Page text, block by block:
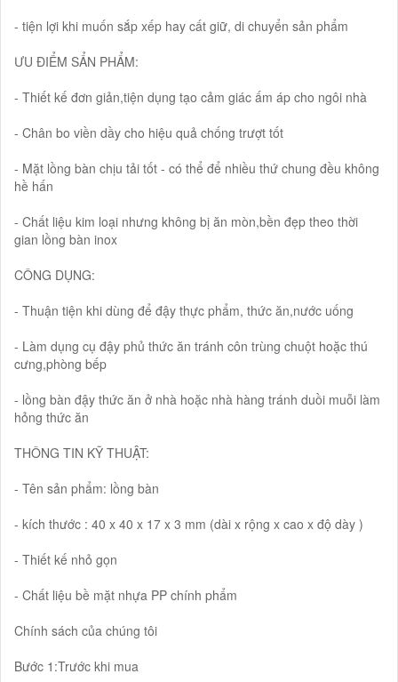
- tiện lợi khi muốn sắp xếp hay cất giữ, di chuyển sản phẩm
ƯU ĐIỂM SẨN PHẨM:
- Thiết kế đơn giản,tiện dụng tạo cảm giác ấm áp cho ngôi nhà
- Chân bo viền dầy cho hiệu quả chống trượt tốt
- Mặt lồng bàn chịu tải tốt - có thể để nhiều thứ chung đều không
hề hấn
- Chất liệu kim loại nhưng không bị ăn mòn,bền đẹp theo thời
gian lồng bàn inox
CÔNG DỤNG:
- Thuận tiện khi dùng để đậy thực phẩm, thức ăn,nước uống
- Làm dụng cụ đậy phủ thức ăn tránh côn trùng chuột hoặc thú
cưng,phòng bếp
- lồng bàn đậy thức ăn ở nhà hoặc nhà hàng tránh duồi muỗi làm
hỏng thức ăn
THÔNG TIN KỸ THUẬT:
- Tên sản phẩm: lồng bàn
- kích thước : 40 x 40 x 17 x 3 mm (dài x rộng x cao x độ dày )
- Thiết kế nhỏ gọn
- Chất liệu bề mặt nhựa PP chính phẩm
Chính sách của chúng tôi
Bước 1:Trước khi mua